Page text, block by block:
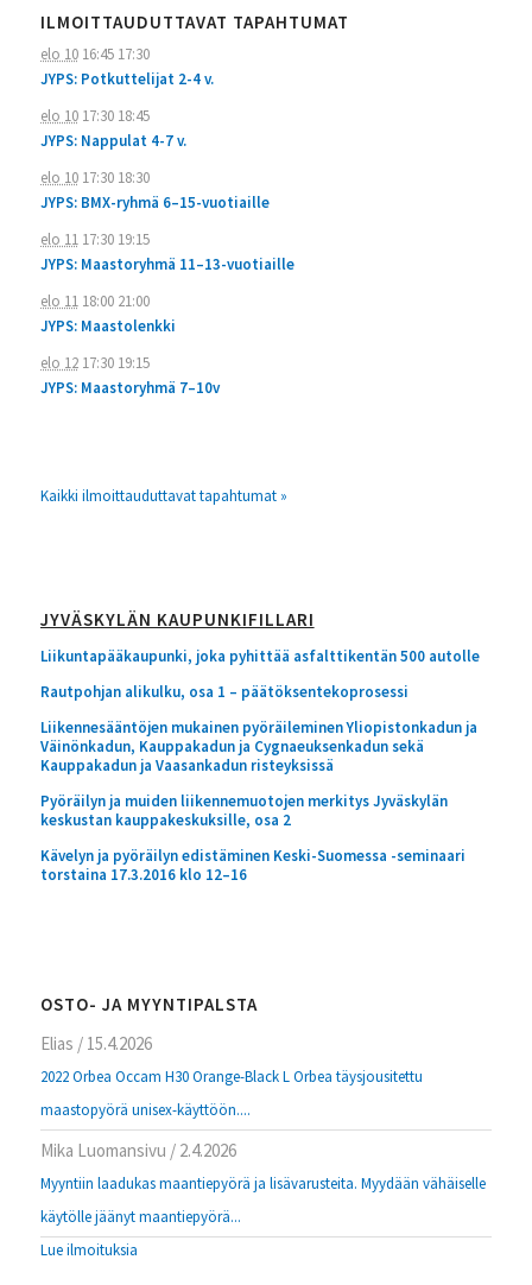
ILMOITTAUDUTTAVAT TAPAHTUMAT
elo 1016:45 17:30
JYPS: Potkuttelijat 2-4 v.
elo 1017:30 18:45
JYPS: Nappulat 4-7 v.
elo 1017:30 18:30
JYPS: BMX-ryhmä 6–15-vuotiaille
elo 1117:30 19:15
JYPS: Maastoryhmä 11–13-vuotiaille
elo 1118:00 21:00
JYPS: Maastolenkki
elo 1217:30 19:15
JYPS: Maastoryhmä 7–10v
Kaikki ilmoittauduttavat tapahtumat »
JYVÄSKYLÄN KAUPUNKIFILLARI
Liikuntapääkaupunki, joka pyhittää asfalttikentän 500 autolle
Rautpohjan alikulku, osa 1 – päätöksentekoprosessi
Liikennesääntöjen mukainen pyöräileminen Yliopistonkadun ja
Väinönkadun, Kauppakadun ja Cygnaeuksenkadun sekä
Kauppakadun ja Vaasankadun risteyksissä
Pyöräilyn ja muiden liikennemuotojen merkitys Jyväskylän
keskustan kauppakeskuksille, osa 2
Kävelyn ja pyöräilyn edistäminen Keski-Suomessa -seminaari
torstaina 17.3.2016 klo 12–16
OSTO- JA MYYNTIPALSTA
Elias / 15.4.2026
2022 Orbea Occam H30 Orange-Black L Orbea täysjousitettu
maastopyörä unisex-käyttöön....
Mika Luomansivu / 2.4.2026
Myyntiin laadukas maantiepyörä ja lisävarusteita. Myydään vähäiselle
käytölle jäänyt maantiepyörä...
Lue ilmoituksia